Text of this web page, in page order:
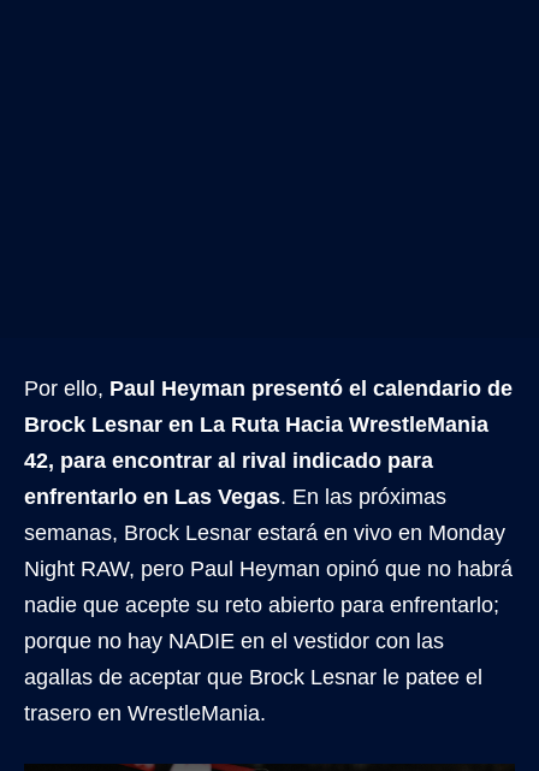
Por ello, Paul Heyman presentó el calendario de
Brock Lesnar en La Ruta Hacia WrestleMania
42, para encontrar al rival indicado para
enfrentarlo en Las Vegas. En las próximas
semanas, Brock Lesnar estará en vivo en Monday
Night RAW, pero Paul Heyman opinó que no habrá
nadie que acepte su reto abierto para enfrentarlo;
porque no hay NADIE en el vestidor con las
agallas de aceptar que Brock Lesnar le patee el
trasero en WrestleMania.